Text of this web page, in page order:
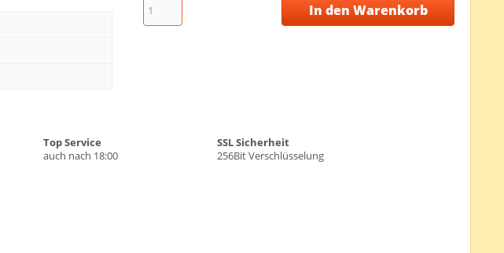
In den Warenkorb
Top Service
auch nach 18:00
SSL Sicherheit
256Bit Verschlüsselung